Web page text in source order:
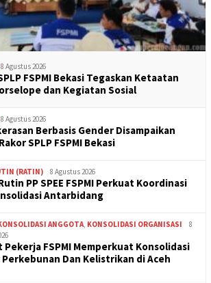
8 Agustus 2026
FSPMI Bekasi Tegaskan Ketaatan
dan Kegiatan Sosial
8 Agustus 2026
Berbasis Gender Disampaikan
SPLP FSPMI Bekasi
(RATIN) 8 Agustus 2026
PP SPEE FSPMI Perkuat Koordinasi
Antarbidang
ANGGOTA, KONSOLIDASI ORGANISASI
8
Pekerja FSPMI Memperkuat Konsolidasi
Dan Kelistrikan di Aceh